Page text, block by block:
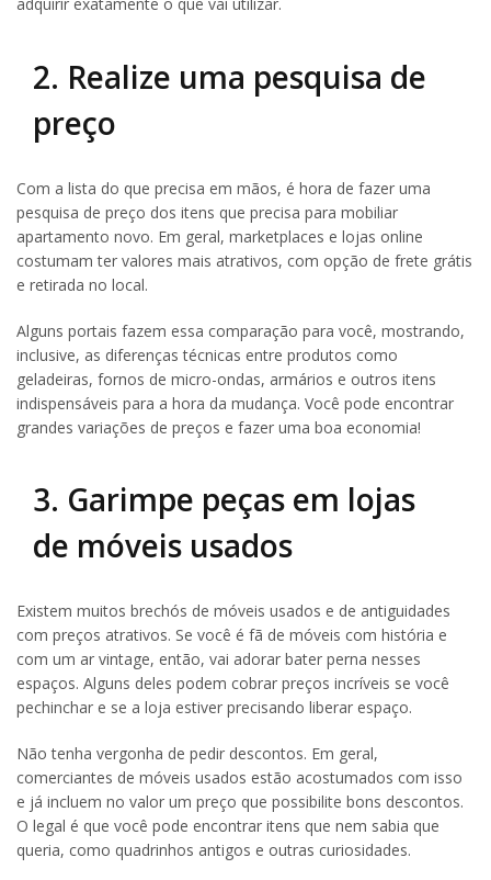
2. Realize uma pesquisa de
preço
Com a lista do que precisa em mãos, é hora de fazer uma
pesquisa de preço dos itens que precisa para mobiliar
apartamento novo. Em geral, marketplaces e lojas online
costumam ter valores mais atrativos, com opção de frete grátis
e retirada no local.
Alguns portais fazem essa comparação para você, mostrando,
inclusive, as diferenças técnicas entre produtos como
geladeiras, fornos de micro-ondas, armários e outros itens
indispensáveis para a hora da mudança. Você pode encontrar
grandes variações de preços e fazer uma boa economia!
3. Garimpe peças em lojas
de móveis usados
Existem muitos brechós de móveis usados e de antiguidades
com preços atrativos. Se você é fã de móveis com história e
com um ar vintage, então, vai adorar bater perna nesses
espaços. Alguns deles podem cobrar preços incríveis se você
pechinchar e se a loja estiver precisando liberar espaço.
Não tenha vergonha de pedir descontos. Em geral,
comerciantes de móveis usados estão acostumados com isso
e já incluem no valor um preço que possibilite bons descontos.
O legal é que você pode encontrar itens que nem sabia que
queria, como quadrinhos antigos e outras curiosidades.